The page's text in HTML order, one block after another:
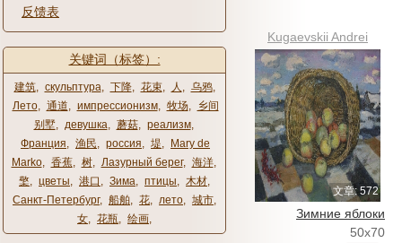
反馈表
关键词（标签）:
建筑, скульптура, 下降, 花束, 人 , 乌鸦,
Лето, 通道, импрессионизм, 牧场,
乡间
别墅, девушка, 蘑菇, реализм,
Франция, 渔民, россия, 堤,
Mary de
Marko, 香蕉, 树, Лазурный берег, 海洋,
檠, цветы, 港口 , Зима, птицы, 木材,
Санкт-Петербург, 船舶, 花, лето, 城市,
女, 花瓶, 绘画,
Kugaevskii Andrei
文章: 572
Зимние яблоки
50x70